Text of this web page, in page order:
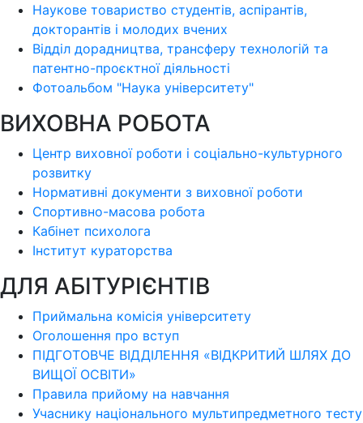
Наукове товариство студентів, аспірантів,
докторантів і молодих вчених
Відділ дорадництва, трансферу технологій та
патентно-проєктної діяльності
Фотоальбом "Наука університету"
ВИХОВНА РОБОТА
Центр виховної роботи і соціально-культурного
розвитку
Нормативні документи з виховної роботи
Спортивно-масова робота
Кабінет психолога
Інститут кураторства
ДЛЯ АБІТУРІЄНТІВ
Приймальна комісія університету
Оголошення про вступ
ПІДГОТОВЧЕ ВІДДІЛЕННЯ «ВІДКРИТИЙ ШЛЯХ ДО
ВИЩОЇ ОСВІТИ»
Правила прийому на навчання
Учаснику національного мультипредметного тесту